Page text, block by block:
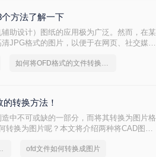
方法了解一下
助设计）图纸的应用极为广泛。然而，在某
JPG格式的图片，以便于在网页、社交媒
如何将OFD格式的文件转换成图片
转换方法！
中不可或缺的一部分，而将其转换为图片格
转换为图片呢？本文将介绍两种将CAD图纸
换成图片 ofd文件如何转换成图片